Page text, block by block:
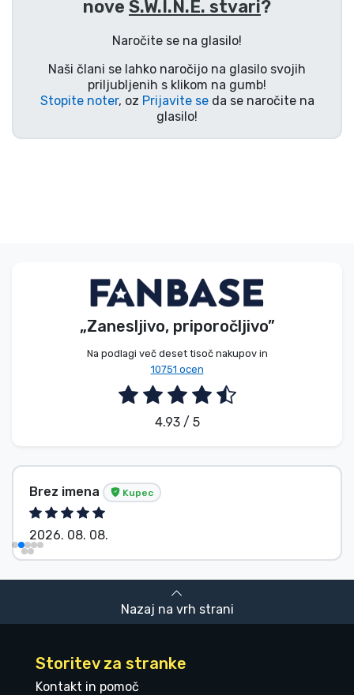
nove S.W.I.N.E. stvari?
Naročite se na glasilo!
Naši člani se lahko naročijo na glasilo svojih
priljubljenih s klikom na gumb!
Stopite noter, oz Prijavite seda se naročite na
glasilo!
„Zanesljivo, priporočljivo”
Na podlagi več deset tisoč nakupov in
10751 ocen
4.93 / 5
Brez imena Kupec
2026. 08. 08.
Nazaj na vrh strani
Storitev za stranke
Kontakt in pomoč
Risani izdelki
Anime izdelki
Blagovne znamke